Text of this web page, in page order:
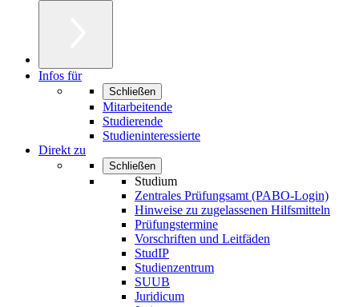
Infos für
Schließen
Mitarbeitende
Studierende
Studieninteressierte
Direkt zu
Schließen
Studium
Zentrales Prüfungsamt (PABO-Login)
Hinweise zu zugelassenen Hilfsmitteln
Prüfungstermine
Vorschriften und Leitfäden
StudIP
Studienzentrum
SUUB
Juridicum